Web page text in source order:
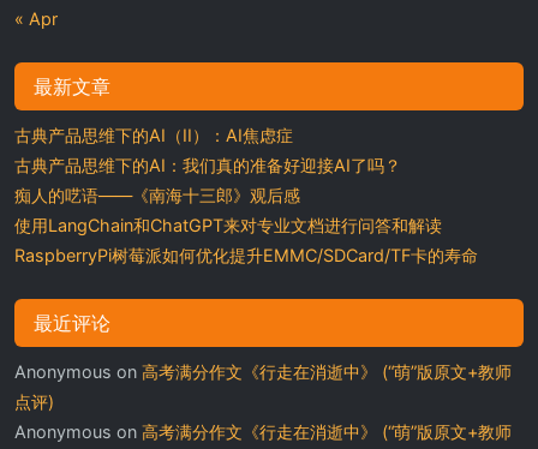
« Apr
最新文章
古典产品思维下的AI（II）：AI焦虑症
古典产品思维下的AI：我们真的准备好迎接AI了吗？
痴人的呓语——《南海十三郎》观后感
使用LangChain和ChatGPT来对专业文档进行问答和解读
RaspberryPi树莓派如何优化提升EMMC/SDCard/TF卡的寿命
最近评论
Anonymous on 高考满分作文《行走在消逝中》 (“萌”版原文+教师
点评)
Anonymous on 高考满分作文《行走在消逝中》 (“萌”版原文+教师